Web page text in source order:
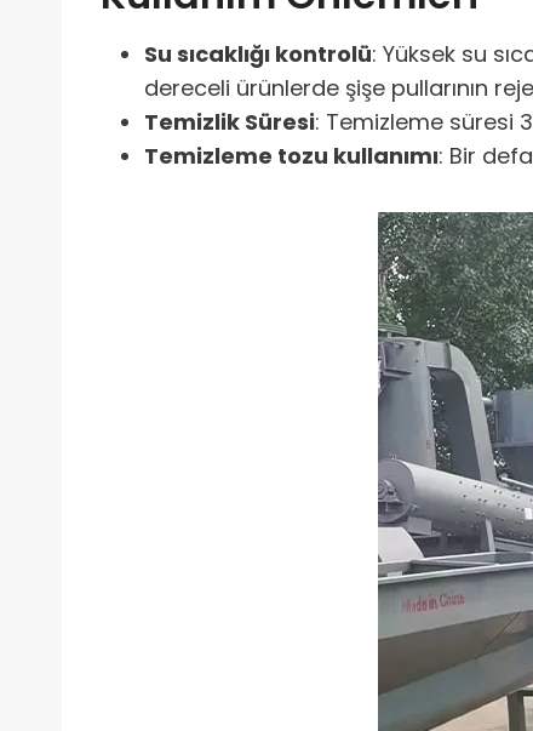
Su sıcaklığı kontrolü: Yüksek su
dereceli ürünlerde şişe pullarının
Temizlik Süresi: Temizleme süresi
Temizleme tozu kullanımı: Bir